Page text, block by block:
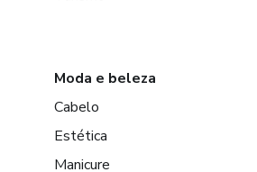
Moda e beleza
Cabelo
Estética
Manicure